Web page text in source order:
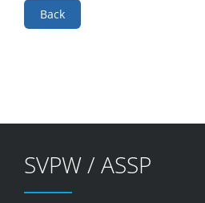
Back
SVPW / ASSP